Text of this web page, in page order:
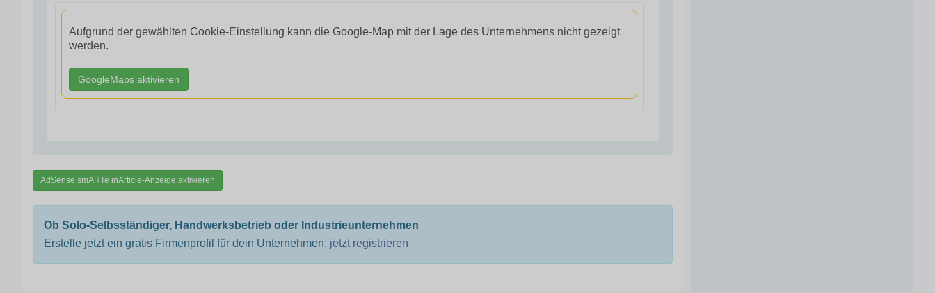
Aufgrund der gewählten Cookie-Einstellung kann die Google-Map mit der Lage des Unternehmens nicht gezeigt
werden.
GoogleMaps aktivieren
AdSense smARTe inArticle-Anzeige aktivieren
Ob Solo-Selbsständiger, Handwerksbetrieb oder Industrieunternehmen
Erstelle jetzt ein gratis Firmenprofil für dein Unternehmen: jetzt registrieren